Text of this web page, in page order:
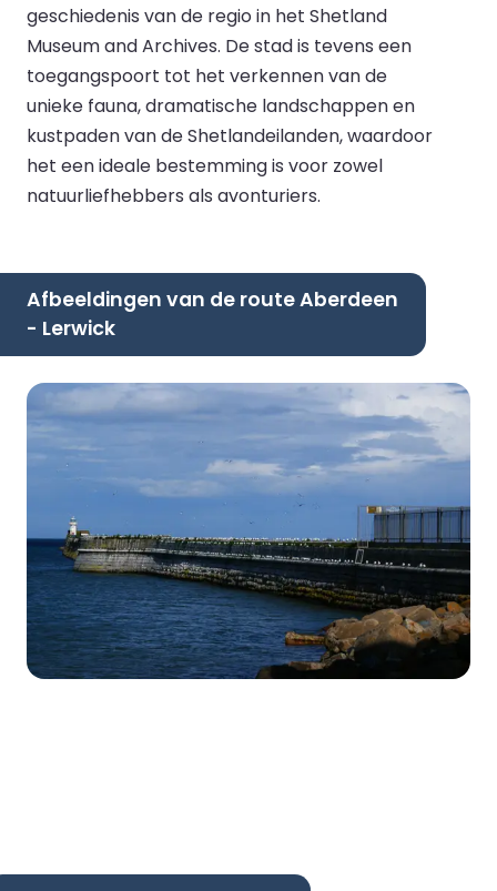
geschiedenis van de regio in het Shetland
Museum and Archives. De stad is tevens een
toegangspoort tot het verkennen van de
unieke fauna, dramatische landschappen en
kustpaden van de Shetlandeilanden, waardoor
het een ideale bestemming is voor zowel
natuurliefhebbers als avonturiers.
Afbeeldingen van de route Aberdeen
- Lerwick